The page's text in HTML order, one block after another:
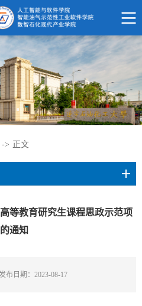
-> 正文
等教育研究生课程思政示范项
通知
布日期：2023-08-17